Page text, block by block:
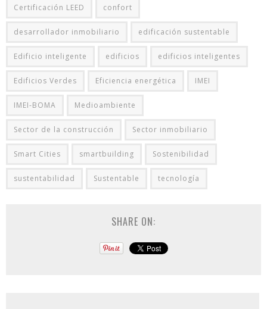
Certificación LEED confort
desarrollador inmobiliario edificación sustentable
Edificio inteligente edificios edificios inteligentes
Edificios Verdes Eficiencia energética IMEI
IMEI-BOMA Medioambiente
Sector de la construcción Sector inmobiliario
Smart Cities smartbuilding Sostenibilidad
sustentabilidad Sustentable tecnología
SHARE ON: